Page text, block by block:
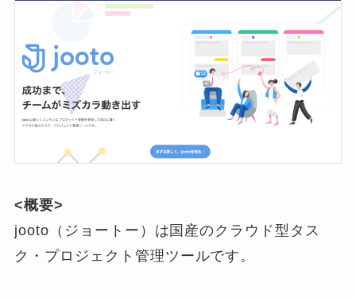
<概要>
jooto（ジョートー）は国産のクラウド型タス
ク・プロジェクト管理ツールです。